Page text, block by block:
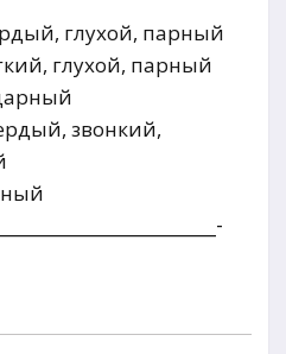
глухой, парный
глухой, парный
звонкий,